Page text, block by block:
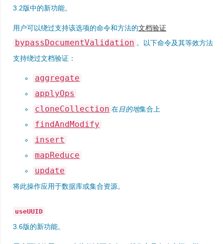
3.2版中的新功能。
用户可以绕过支持该选项的命令和方法的文档验证
bypassDocumentValidation 。以下命令及其等效方法
支持绕过文档验证：
aggregate
applyOps
cloneCollection 在目的地集合上
findAndModify
insert
mapReduce
update
将此操作应用于数据库或集合资源。
useUUID
3.6版的新功能。